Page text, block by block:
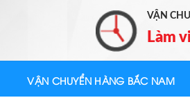
VẬN
Làm
VẬN CHUYỂN HÀNG BẮC NAM